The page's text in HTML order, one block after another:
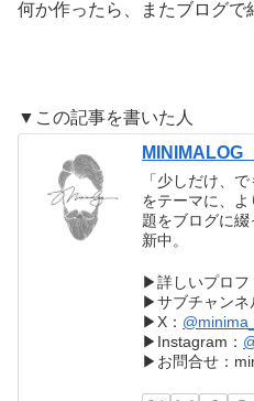
何か作ったら、またブログで
▼この記事を書いた人
MINIMALOG
「少しだけ、
をテーマに、
題をブログに
新中。
▶︎詳しいプロフ
▶︎サブチャンネ
▶︎X：
▶︎Instagram：
▶︎お問合せ：